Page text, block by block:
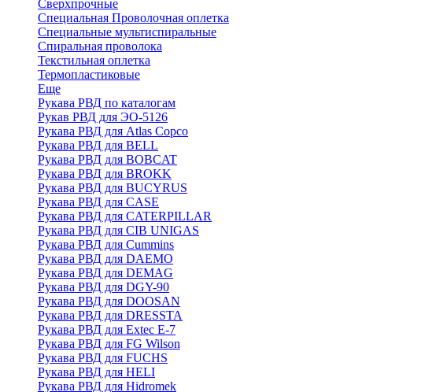
Сверхпрочные
Специальная Проволочная оплетка
Специальные мультиспиральные
Спиральная проволока
Текстильная оплетка
Термопластиковые
Еще
Рукава РВД по каталогам
Рукав РВД для ЭО-5126
Рукава РВД для Atlas Copco
Рукава РВД для BELL
Рукава РВД для BOBCAT
Рукава РВД для BROKK
Рукава РВД для BUCYRUS
Рукава РВД для CASE
Рукава РВД для CATERPILLAR
Рукава РВД для CIB UNIGAS
Рукава РВД для Cummins
Рукава РВД для DAEMO
Рукава РВД для DEMAG
Рукава РВД для DGY-90
Рукава РВД для DOOSAN
Рукава РВД для DRESSTA
Рукава РВД для Extec E-7
Рукава РВД для FG Wilson
Рукава РВД для FUCHS
Рукава РВД для HELI
Рукава РВД для Hidromek